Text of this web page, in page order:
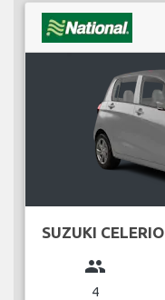
SUZUKI CELERIO
group
4